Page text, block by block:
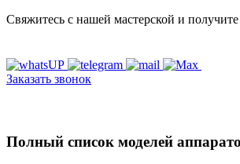
Свяжитесь с нашей мастерской и
Заказать звонок
Полный список моделей